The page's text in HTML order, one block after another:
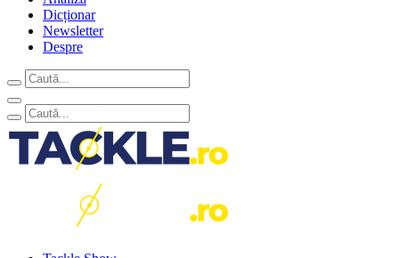
Dicționar
Newsletter
Despre